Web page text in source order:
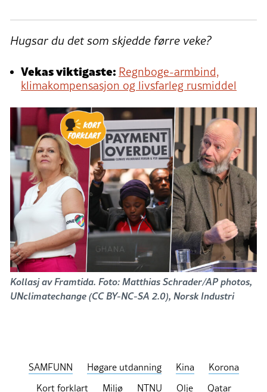
Hugsar du det som skjedde førre veke?
Vekas viktigaste: Regnboge-armbind,
klimakompensasjon og livsfarleg rusmiddel
Kollasj av Framtida. Foto: Matthias Schrader/AP photos,
UNclimatechange (CC BY-NC-SA 2.0), Norsk Industri
SAMFUNN Høgare utdanning Kina
Korona
Kort forklart
Miljø NTNU Olje
Qatar